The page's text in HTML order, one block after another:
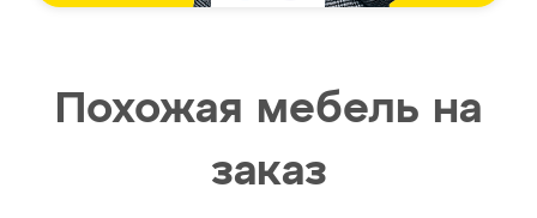
Похожая мебель на
заказ